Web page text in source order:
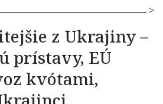
z Ukrajiny –
prístavy, EÚ
kvótami,